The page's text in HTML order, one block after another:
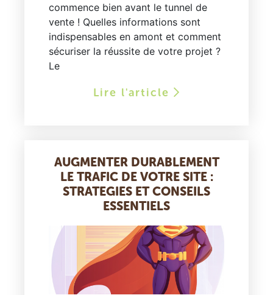
commence bien avant le tunnel de
vente ! Quelles informations sont
indispensables en amont et comment
sécuriser la réussite de votre projet ?
Le
Lire l'article
AUGMENTER DURABLEMENT
LE TRAFIC DE VOTRE SITE :
STRATEGIES ET CONSEILS
ESSENTIELS